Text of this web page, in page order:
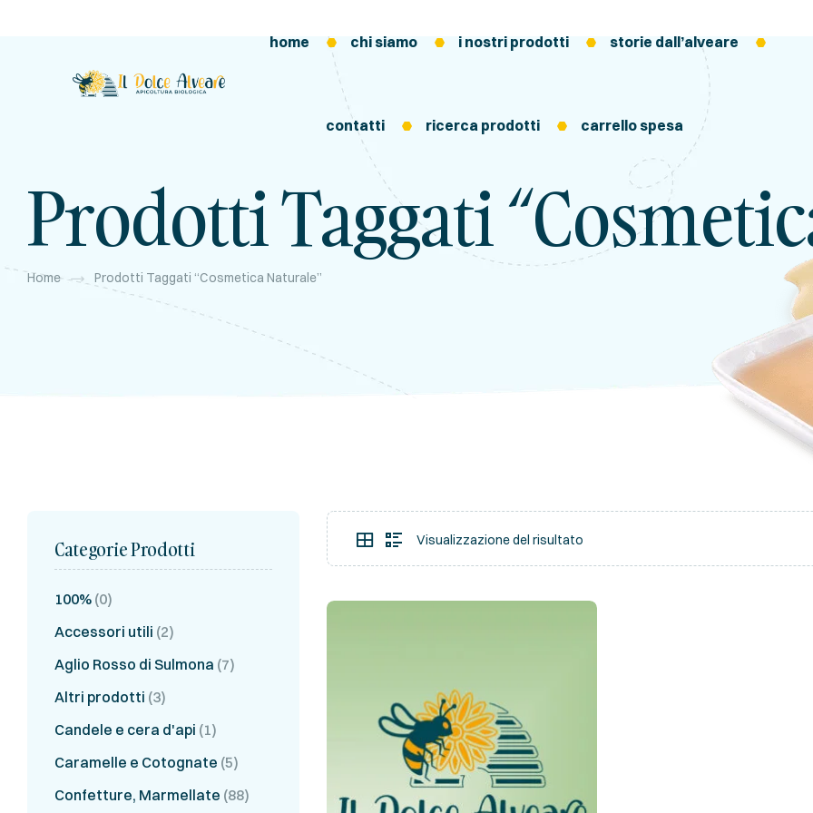
home chi siamo i nostri prodotti storie dall’alveare
contatti ricerca prodotti carrello spesa
Prodotti Taggati
Home Prodotti Taggati “cosmetica Naturale”
Visualizzazione del risultato
Categorie Prodotti
100% (0)
Accessori utili (2)
Aglio Rosso di Sulmona (7)
Altri prodotti (3)
Candele e cera d'api (1)
Caramelle e Cotognate (5)
Confetture, Marmellate (88)